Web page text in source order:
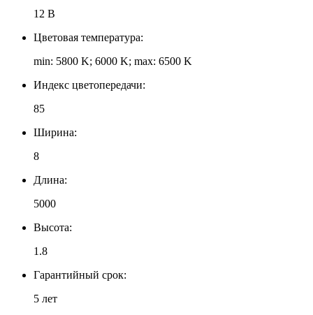
12 В
Цветовая температура:
min: 5800 K; 6000 K; max: 6500 K
Индекс цветопередачи:
85
Ширина:
8
Длина:
5000
Высота:
1.8
Гарантийный срок:
5 лет